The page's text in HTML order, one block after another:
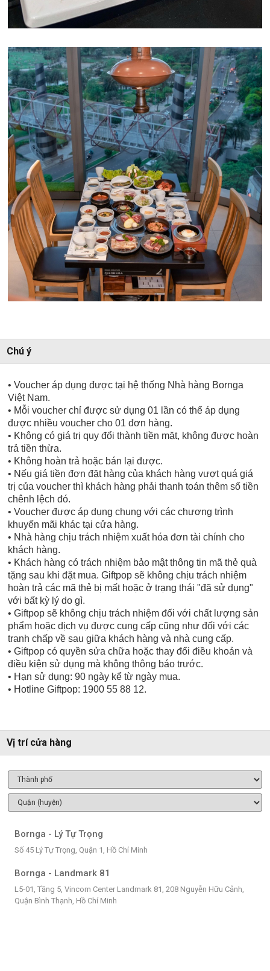
Chú ý
• Voucher áp dụng được tại hệ thống Nhà hàng Bornga
Việt Nam.
• Mỗi voucher chỉ được sử dụng 01 lần có thể áp dụng
được nhiều voucher cho 01 đơn hàng.
• Không có giá trị quy đổi thành tiền mặt, không được hoàn
trả tiền thừa.
• Không hoàn trả hoặc bán lại được.
• Nếu giá tiền đơn đặt hàng của khách hàng vượt quá giá
trị của voucher thì khách hàng phải thanh toán thêm số tiền
chênh lệch đó.
• Voucher được áp dụng chung với các chương trình
khuyến mãi khác tại cửa hàng.
• Nhà hàng chịu trách nhiệm xuất hóa đơn tài chính cho
khách hàng.
• Khách hàng có trách nhiệm bảo mật thông tin mã thẻ quà
tặng sau khi đặt mua. Giftpop sẽ không chịu trách nhiệm
hoàn trả các mã thẻ bị mất hoặc ở trạng thái "đã sử dụng"
với bất kỳ lý do gì.
• Giftpop sẽ không chịu trách nhiệm đối với chất lượng sản
phẩm hoặc dịch vụ được cung cấp cũng như đối với các
tranh chấp về sau giữa khách hàng và nhà cung cấp.
• Giftpop có quyền sửa chữa hoặc thay đổi điều khoản và
điều kiện sử dụng mà không thông báo trước.
• Hạn sử dụng: 90 ngày kể từ ngày mua.
• Hotline Giftpop: 1900 55 88 12.
Vị trí cửa hàng
Bornga - Lý Tự Trọng
Số 45 Lý Tự Trọng, Quận 1, Hồ Chí Minh
Bornga - Landmark 81
L5-01, Tầng 5, Vincom Center Landmark 81, 208 Nguyễn Hữu Cảnh,
Quận Bình Thạnh, Hồ Chí Minh